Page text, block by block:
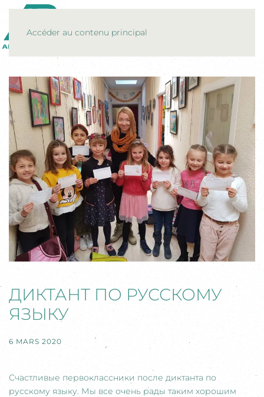
Accéder au contenu principal
ДИКТАНТ ПО РУССКОМУ
ЯЗЫКУ
6 MARS 2020
Счастливые первоклассники после диктанта по
русскому языку. Мы все очень рады таким хорошим